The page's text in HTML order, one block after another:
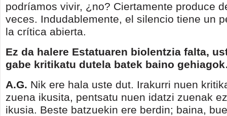
podríamos vivir, ¿no? Ciertamente produce
veces. Indudablemente, el silencio tiene un
la crítica abierta.
Ez da halere Estatuaren biolentzia falta,
gabe kritikatu dutela batek baino
A.G. Nik ere hala uste dut. Irakurri nuen
zuena ikusita, pentsatu nuen idatzi zuenak
ikusia. Beste batzuekin ere berdin; baina,